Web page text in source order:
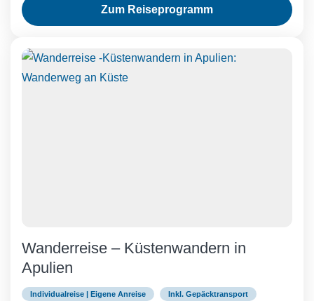
Zum Reiseprogramm
Wanderreise – Küstenwandern in
Apulien
Individualreise | Eigene Anreise Inkl. Gepäcktransport